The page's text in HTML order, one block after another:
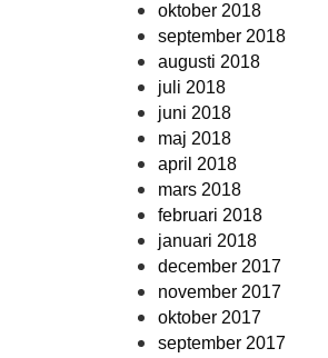
oktober 2018
september 2018
augusti 2018
juli 2018
juni 2018
maj 2018
april 2018
mars 2018
februari 2018
januari 2018
december 2017
november 2017
oktober 2017
september 2017